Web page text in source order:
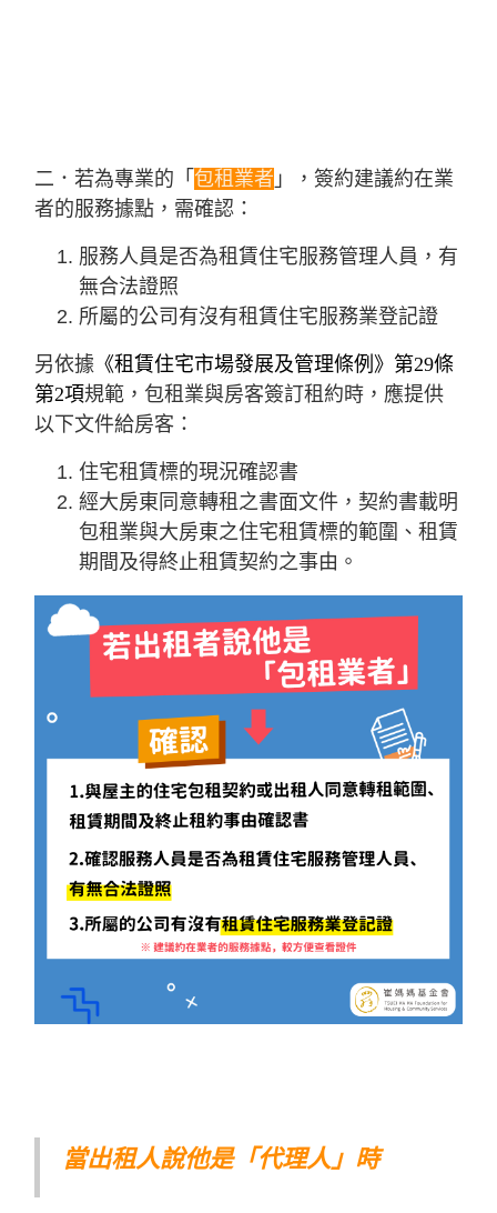
二．若為專業的「 包租業者 」，簽約建議約在業
者的服務據點，需確認：
服務人員是否為租賃住宅服務管理人員，有
無合法證照
所屬的公司有沒有租賃住宅服務業登記證
另依據 《租賃住宅市場發展及管理條例》第29條
第2項規範，包租業與房客簽訂租約時，應提供
以下文件給房客：
住宅租賃標的現況確認書
經大房東同意轉租之書面文件，契約書載明
包租業與大房東之住宅租賃標的範圍、租賃
期間及得終止租賃契約之事由。
當出租人說他是「代理人」時